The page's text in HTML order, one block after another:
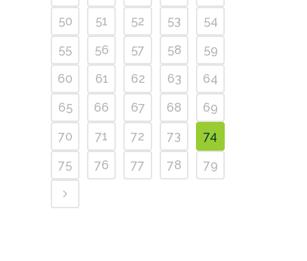
50
51 52 53
54
55
56 57 58
59
60
61 62 63
64
65
66 67 68
69
70
71 72 73
74
75
76 77 78 79